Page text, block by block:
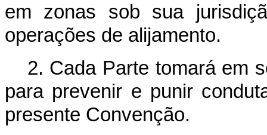
em zonas sob sua
operações de alijamento.
2. Cada Parte tomará em
para prevenir e punir
presente Convenção.